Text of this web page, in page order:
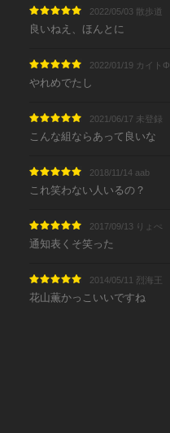
2022/05/03 散歩道
良いねえ、ほんとに
2022/01/19 カイトΦ
やれめでたし
2021/06/17 未登録
こんな組ならあって良いな
2018/11/14 aab
これ笑わない人いるの？
2017/09/13 りょぺ
通知表くそ笑った
2014/05/11 烈海王
花山薫かっこいいですね